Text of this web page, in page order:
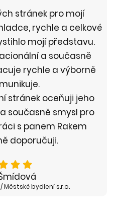
stránek pro mojí
rychle a celkové
mojí představu.
a současně
rychle a výborně
stránek oceňuji jeho
současně smysl pro
s panem Rakem
doporučuji.
bydlení s.r.o.